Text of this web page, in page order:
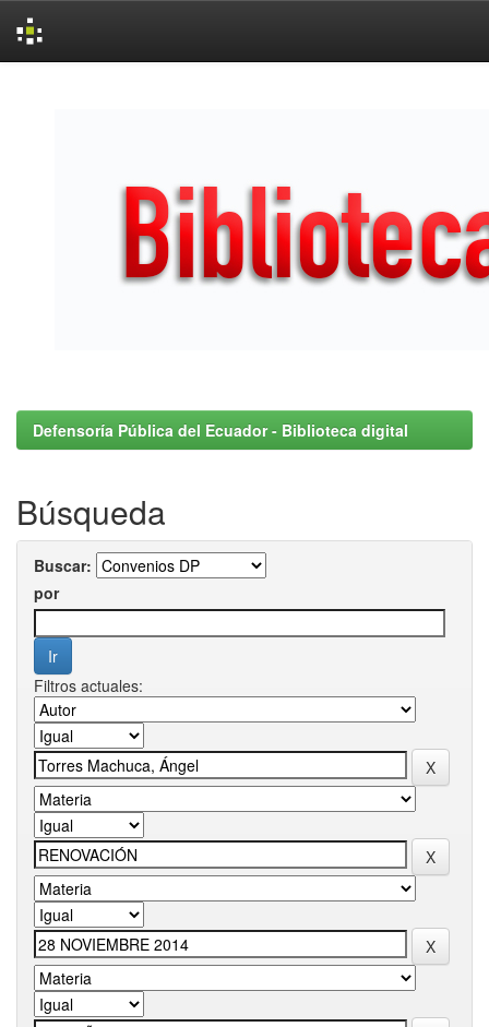
Defensoría Pública del Ecuador - Biblioteca digital
Búsqueda
Buscar:
por
Filtros actuales: